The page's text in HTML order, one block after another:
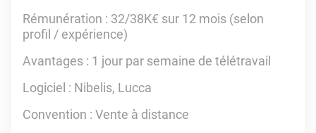
Rémunération : 32/38K€ sur 12 mois (selon
profil / expérience)
Avantages : 1 jour par semaine de télétravail
Logiciel : Nibelis, Lucca
Convention : Vente à distance